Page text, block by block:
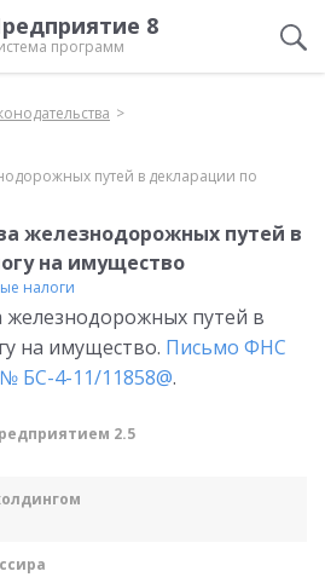
8
программ
путей в декларации по
железнодорожных путей в
на имущество
налоги
путей в
на имущество. Письмо ФНС
БС-4-11/11858@.
2.5